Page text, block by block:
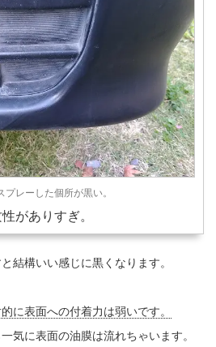
プレーした個所が黒い。
がありすぎ。
結構いい感じに黒くなります。
に表面への付着力は弱いです。
気に表面の油膜は流れちゃいます。